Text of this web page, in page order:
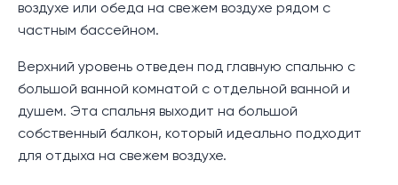
воздухе или обеда на свежем воздухе рядом с
частным бассейном.
Верхний уровень отведен под главную спальню с
большой ванной комнатой с отдельной ванной и
душем. Эта спальня выходит на большой
собственный балкон, который идеально подходит
для отдыха на свежем воздухе.